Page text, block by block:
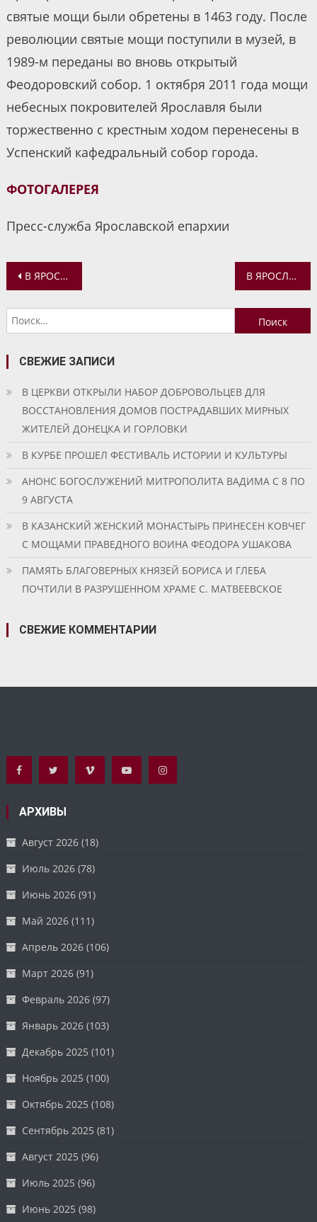
святые мощи были обретены в 1463 году. После
революции святые мощи поступили в музей, в
1989-м переданы во вновь открытый
Феодоровский собор. 1 октября 2011 года мощи
небесных покровителей Ярославля были
торжественно с крестным ходом перенесены в
Успенский кафедральный собор города.
ФОТОГАЛЕРЕЯ
Пресс-служба Ярославской епархии
Навигация
по
записям
В ЯРОСЛАВСКОЙ ДУХОВНОЙ СЕМИНАРИИ ПРОШЕЛ ТРЕНИНГ ДЛЯ ПРАВОСЛАВНОЙ МОЛОДЕЖИ В ЯРОСЛАВЛЕ ПРОШЛО ЗАСЕДАНИЕ ЯРОСЛАВСКОГО ОТДЕЛЕНИЯ ВСЕМИРНОГО РУССКОГО НАРОДНОГО СОБОРА
Найти:
СВЕЖИЕ ЗАПИСИ
В ЦЕРКВИ ОТКРЫЛИ НАБОР ДОБРОВОЛЬЦЕВ ДЛЯ
ВОССТАНОВЛЕНИЯ ДОМОВ ПОСТРАДАВШИХ МИРНЫХ
ЖИТЕЛЕЙ ДОНЕЦКА И ГОРЛОВКИ
В КУРБЕ ПРОШЕЛ ФЕСТИВАЛЬ ИСТОРИИ И КУЛЬТУРЫ
АНОНС БОГОСЛУЖЕНИЙ МИТРОПОЛИТА ВАДИМА С 8 ПО
9 АВГУСТА
В КАЗАНСКИЙ ЖЕНСКИЙ МОНАСТЫРЬ ПРИНЕСЕН КОВЧЕГ
С МОЩАМИ ПРАВЕДНОГО ВОИНА ФЕОДОРА УШАКОВА
ПАМЯТЬ БЛАГОВЕРНЫХ КНЯЗЕЙ БОРИСА И ГЛЕБА
ПОЧТИЛИ В РАЗРУШЕННОМ ХРАМЕ С. МАТВЕЕВСКОЕ
СВЕЖИЕ КОММЕНТАРИИ
АРХИВЫ
Август 2026 (18)
Июль 2026 (78)
Июнь 2026 (91)
Май 2026 (111)
Апрель 2026 (106)
Март 2026 (91)
Февраль 2026 (97)
Январь 2026 (103)
Декабрь 2025 (101)
Ноябрь 2025 (100)
Октябрь 2025 (108)
Сентябрь 2025 (81)
Август 2025 (96)
Июль 2025 (96)
Июнь 2025 (98)